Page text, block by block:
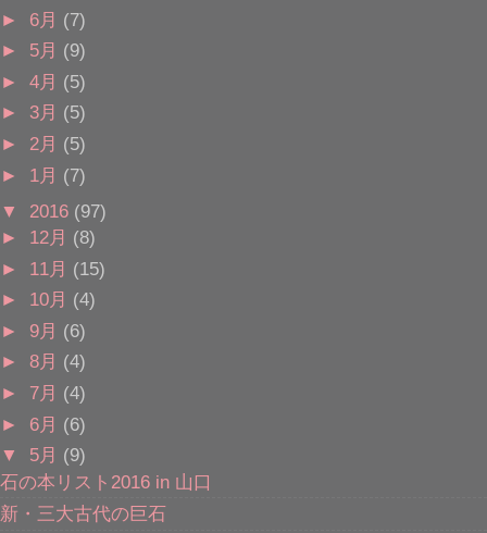
► 6月 (7)
► 5月 (9)
► 4月 (5)
► 3月 (5)
► 2月 (5)
► 1月 (7)
▼ 2016 (97)
► 12月 (8)
► 11月 (15)
► 10月 (4)
► 9月 (6)
► 8月 (4)
► 7月 (4)
► 6月 (6)
▼ 5月 (9)
石の本リスト2016 in 山口
新・三大古代の巨石